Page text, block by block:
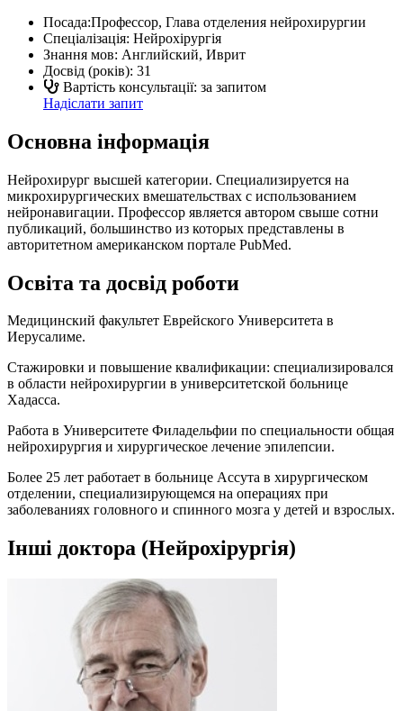
Посада:Профессор, Глава отделения нейрохирургии
Спеціалізація: Нейрохірургія
Знання мов: Английский, Иврит
Досвід (років): 31
Вартість консультації: за запитом
Надіслати запит
Основна інформація
Нейрохирург высшей категории. Специализируется на
микрохирургических вмешательствах с использованием
нейронавигации. Профессор является автором свыше сотни
публикаций, большинство из которых представлены в
авторитетном американском портале PubMed.
Освіта та досвід роботи
Медицинский факультет Еврейского Университета в
Иерусалиме.
Стажировки и повышение квалификации: специализировался
в области нейрохирургии в университетской больнице
Хадасса.
Работа в Университете Филадельфии по специальности общая
нейрохирургия и хирургическое лечение эпилепсии.
Более 25 лет работает в больнице Ассута в хирургическом
отделении, специализирующемся на операциях при
заболеваниях головного и спинного мозга у детей и взрослых.
Інші доктора (Нейрохірургія)